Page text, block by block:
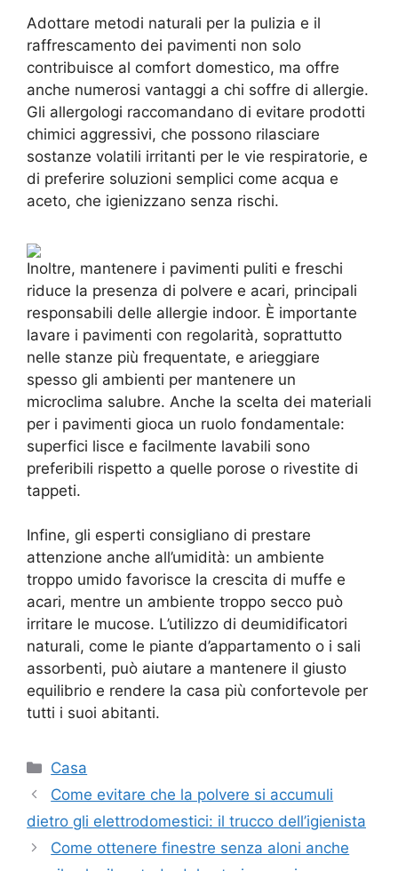
Adottare metodi naturali per la pulizia e il
raffrescamento dei pavimenti non solo
contribuisce al comfort domestico, ma offre
anche numerosi vantaggi a chi soffre di allergie.
Gli allergologi raccomandano di evitare prodotti
chimici aggressivi, che possono rilasciare
sostanze volatili irritanti per le vie respiratorie, e
di preferire soluzioni semplici come acqua e
aceto, che igienizzano senza rischi.
Inoltre, mantenere i pavimenti puliti e freschi
riduce la presenza di polvere e acari, principali
responsabili delle allergie indoor. È importante
lavare i pavimenti con regolarità, soprattutto
nelle stanze più frequentate, e arieggiare
spesso gli ambienti per mantenere un
microclima salubre. Anche la scelta dei materiali
per i pavimenti gioca un ruolo fondamentale:
superfici lisce e facilmente lavabili sono
preferibili rispetto a quelle porose o rivestite di
tappeti.
Infine, gli esperti consigliano di prestare
attenzione anche all’umidità: un ambiente
troppo umido favorisce la crescita di muffe e
acari, mentre un ambiente troppo secco può
irritare le mucose. L’utilizzo di deumidificatori
naturali, come le piante d’appartamento o i sali
assorbenti, può aiutare a mantenere il giusto
equilibrio e rendere la casa più confortevole per
tutti i suoi abitanti.
Categorie
Casa
Come evitare che la polvere si accumuli
dietro gli elettrodomestici: il trucco dell’igienista
Come ottenere finestre senza aloni anche